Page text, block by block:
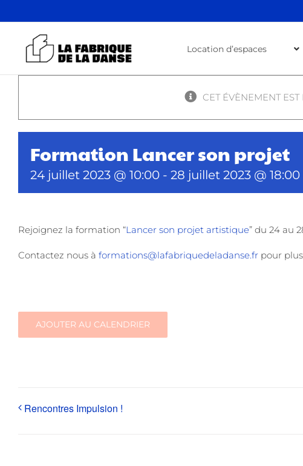
au
Location d’espaces
CET ÉVÈNEMENT EST
Formation Lancer son projet
24 juillet 2023 @ 10:00 - 28 juillet 2023 @ 18:00
Rejoignez la formation “Lancer son projet artistique” du 24 au
Contactez nous à formations@lafabriquedeladanse.fr pour
AJOUTER AU CALENDRIER
Rencontres Impulsion !